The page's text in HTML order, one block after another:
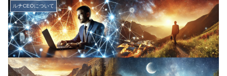
ルナCEOについて